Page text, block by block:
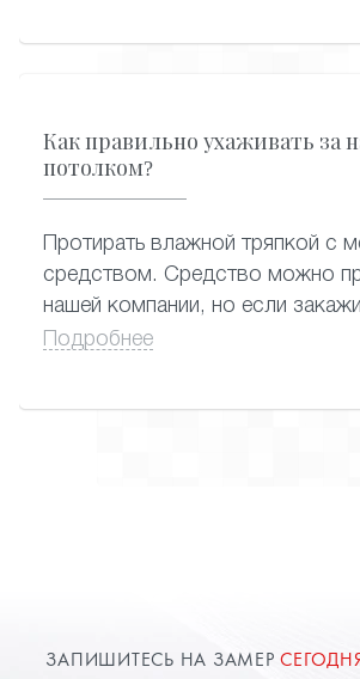
Как правильно ухаживать за
потолком?
Протирать влажной тряпкой с
средством. Средство можно
нашей компании, но если
вам его подарят.
Подробнее
ЗАПИШИТЕСЬ НА ЗАМЕРСЕГОДНЯ